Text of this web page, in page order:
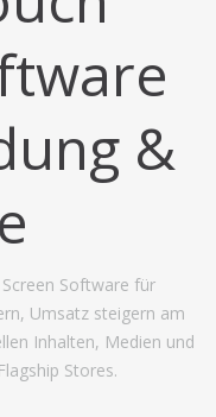
&
Software für
Umsatz steigern am
Inhalten, Medien und
Stores.